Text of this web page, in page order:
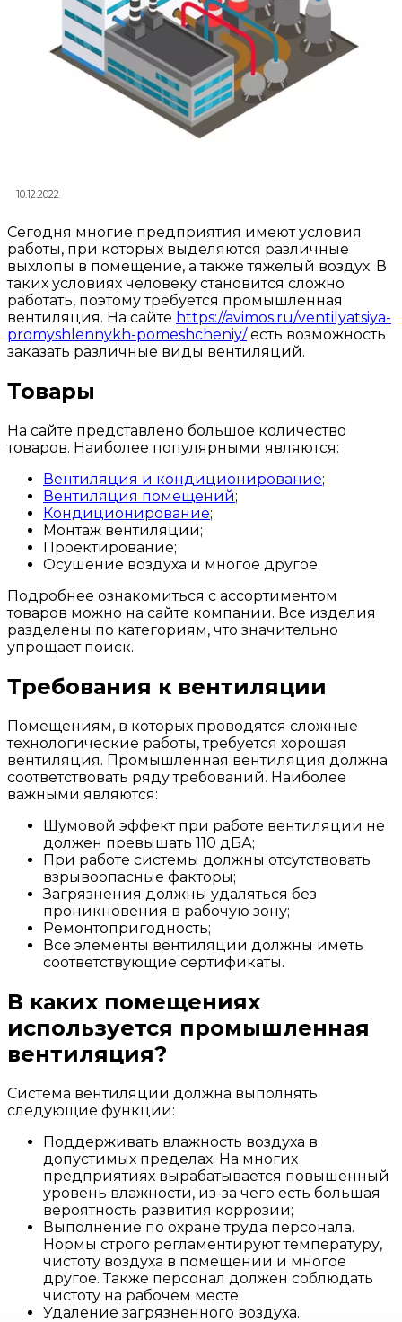
10.12.2022
Сегодня многие предприятия имеют условия
работы, при которых выделяются различные
выхлопы в помещение, а также тяжелый воздух. В
таких условиях человеку становится сложно
работать, поэтому требуется промышленная
вентиляция. На сайте https://avimos.ru/ventilyatsiya-
promyshlennykh-pomeshcheniy/есть возможность
заказать различные виды вентиляций.
Товары
На сайте представлено большое количество
товаров. Наиболее популярными являются:
Вентиляция и кондиционирование;
Вентиляция помещений;
Кондиционирование;
Монтаж вентиляции;
Проектирование;
Осушение воздуха и многое другое.
Подробнее ознакомиться с ассортиментом
товаров можно на сайте компании. Все изделия
разделены по категориям, что значительно
упрощает поиск.
Требования к вентиляции
Помещениям, в которых проводятся сложные
технологические работы, требуется хорошая
вентиляция. Промышленная вентиляция должна
соответствовать ряду требований. Наиболее
важными являются:
Шумовой эффект при работе вентиляции не
должен превышать 110 дБА;
При работе системы должны отсутствовать
взрывоопасные факторы;
Загрязнения должны удаляться без
проникновения в рабочую зону;
Ремонтопригодность;
Все элементы вентиляции должны иметь
соответствующие сертификаты.
В каких помещениях
используется промышленная
вентиляция?
Система вентиляции должна выполнять
следующие функции:
Поддерживать влажность воздуха в
допустимых пределах. На многих
предприятиях вырабатывается повышенный
уровень влажности, из-за чего есть большая
вероятность развития коррозии;
Выполнение по охране труда персонала.
Нормы строго регламентируют температуру,
чистоту воздуха в помещении и многое
другое. Также персонал должен соблюдать
чистоту на рабочем месте;
Удаление загрязненного воздуха.